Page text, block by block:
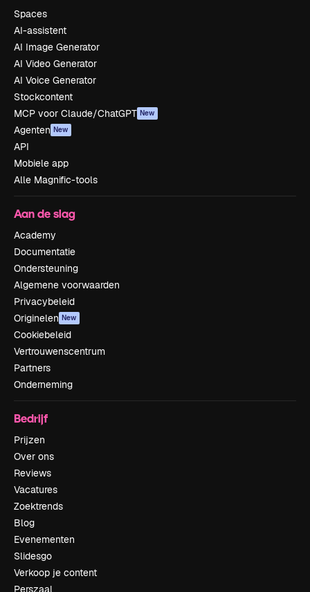
Spaces
AI-assistent
AI Image Generator
AI Video Generator
AI Voice Generator
Stockcontent
MCP voor Claude/ChatGPT New
Agenten New
API
Mobiele app
Alle Magnific-tools
Aan de slag
Academy
Documentatie
Ondersteuning
Algemene voorwaarden
Privacybeleid
Originelen New
Cookiebeleid
Vertrouwenscentrum
Partners
Onderneming
Bedrijf
Prijzen
Over ons
Reviews
Vacatures
Zoektrends
Blog
Evenementen
Slidesgo
Verkoop je content
Perszaal